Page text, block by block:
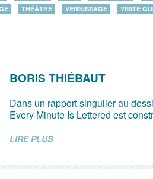
THÉÂTRE VERNISSAGE VISITE
BORIS THIÉBAUT
Dans un rapport singulier au
Every Minute Is Lettered est
LIRE PLUS